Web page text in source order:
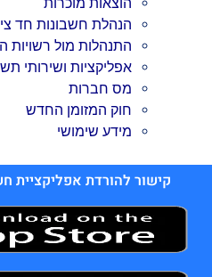
הנהלת חשבונות חד
התנהלות מול רשויות
אפליקציות ושירותי
מס חברות
חוק המזומן החדש
מידע שימושי
קישור להורדת אפליקציית